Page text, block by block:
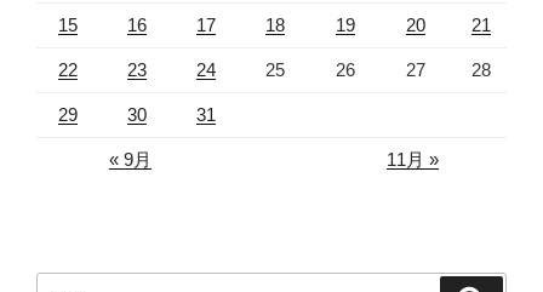
15 16 17 18 19 20 21
22 23 24 25 26 27 28
29 30 31
« 9月 11月 »